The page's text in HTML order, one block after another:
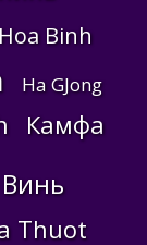
Hoa Binh
Ha GJong
Камфа
Винь
Thuot